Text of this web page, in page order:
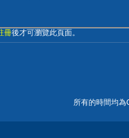
冊後才可瀏覽此頁面。
所有的時間均為